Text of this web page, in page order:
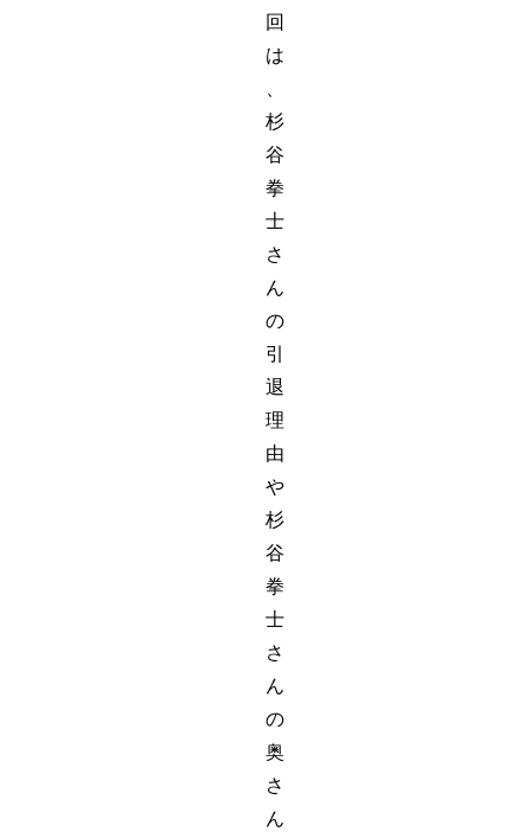
回
は
杉
谷
拳
士
さ
ん
の
引
退
理
由
や
杉
谷
拳
士
さ
ん
の
奥
さ
ん